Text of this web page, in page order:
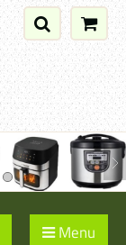
Menu